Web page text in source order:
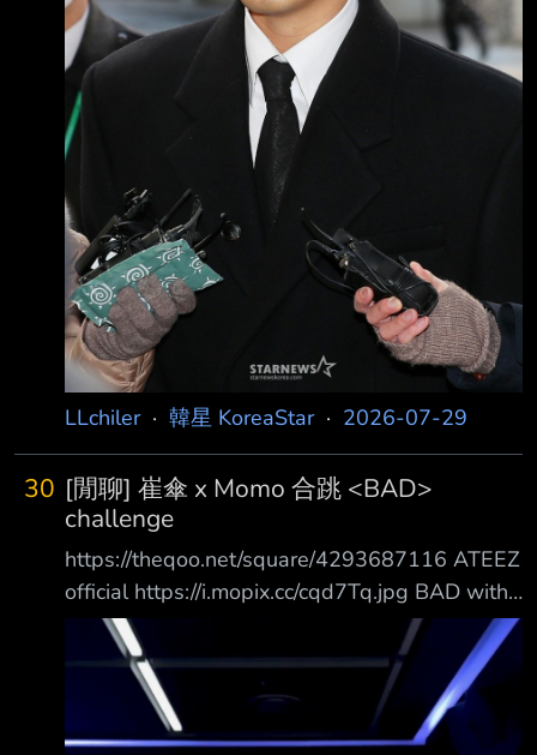
(Propof
LLchiler· 韓星 KoreaStar· 2026-07-29
30 [閒聊] 崔傘 x Momo 合跳 <BAD>
challenge
https://theqoo.net/square/4293687116 ATEEZ
official https://i.mopix.cc/cqd7Tq.jpg BAD with
Momo前輩
https://www.instagram.com/reel/DbTIXS3h7Z
W/ 留言 -哇…Momo太瘋狂了(positive) -Momo
太棒了！她挑戰的所有男團歌曲我都喜歡 -崔傘